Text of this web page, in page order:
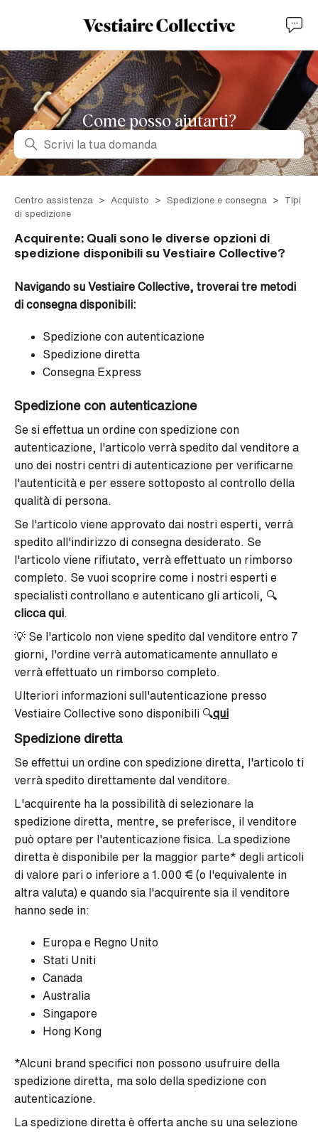
Come posso aiutarti?
Ricerca
Centro assistenza Acquisto Spedizione e consegna
Tipi
di spedizione
Acquirente: Quali sono le diverse opzioni di
spedizione disponibili su Vestiaire Collective?
Navigando su Vestiaire Collective, troverai tre metodi
di consegna disponibili:
Spedizione con autenticazione
Spedizione diretta
Consegna Express
Spedizione con autenticazione
Se si effettua un ordine con spedizione con
autenticazione, l'articolo verrà spedito dal venditore a
uno dei nostri centri di autenticazione per verificarne
l'autenticità e per essere sottoposto al controllo della
qualità di persona.
Se l'articolo viene approvato dai nostri esperti, verrà
spedito all'indirizzo di consegna desiderato. Se
l'articolo viene rifiutato, verrà effettuato un rimborso
completo. Se vuoi scoprire come i nostri esperti e
specialisti controllano e autenticano gli articoli, 🔍
clicca qui
💡 Se l'articolo non viene spedito dal venditore entro 7
giorni, l'ordine verrà automaticamente annullato e
verrà effettuato un rimborso completo.
Ulteriori informazioni sull'autenticazione presso
Vestiaire Collective sono disponibili 🔍qui
Spedizione diretta
Se effettui un ordine con spedizione diretta, l'articolo ti
verrà spedito direttamente dal venditore.
L'acquirente ha la possibilità di selezionare la
spedizione diretta, mentre, se preferisce, il venditore
può optare per l'autenticazione fisica. La spedizione
diretta è disponibile per la maggior parte* degli articoli
di valore pari o inferiore a 1.000 € (o l'equivalente in
altra valuta) e quando sia l'acquirente sia il venditore
hanno sede in:
Europa e Regno Unito
Stati Uniti
Canada
Australia
Singapore
Hong Kong
*Alcuni brand specifici non possono usufruire della
spedizione diretta, ma solo della spedizione con
autenticazione.
La spedizione diretta è offerta anche su una selezione